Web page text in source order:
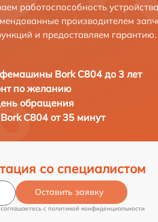
работоспособность
производителем
и предоставляем гарантию.
Bork C804 до 3 лет
по желанию
обращения
C804 от 35 минут
со специалистом
Оставить заявку
c политикой конфиденциальности